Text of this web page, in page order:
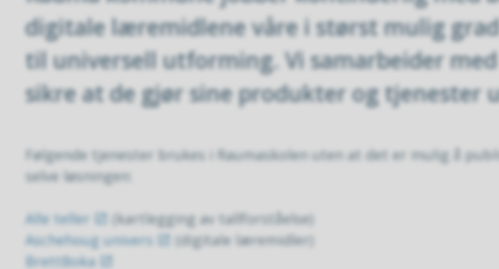
digitale læremidlene våre i størst mulig
til universell utforming. Vi samarbeider
sikre at de gjør sine produkter og tjenester
Følgende tjenester brukes i Raumaskolen uten at det er mulig å
selve løsningen:
Alle teller
(kartlegging av tallforståelse)
Aschehoug univers
(digitale læremidler)
BrettBoka